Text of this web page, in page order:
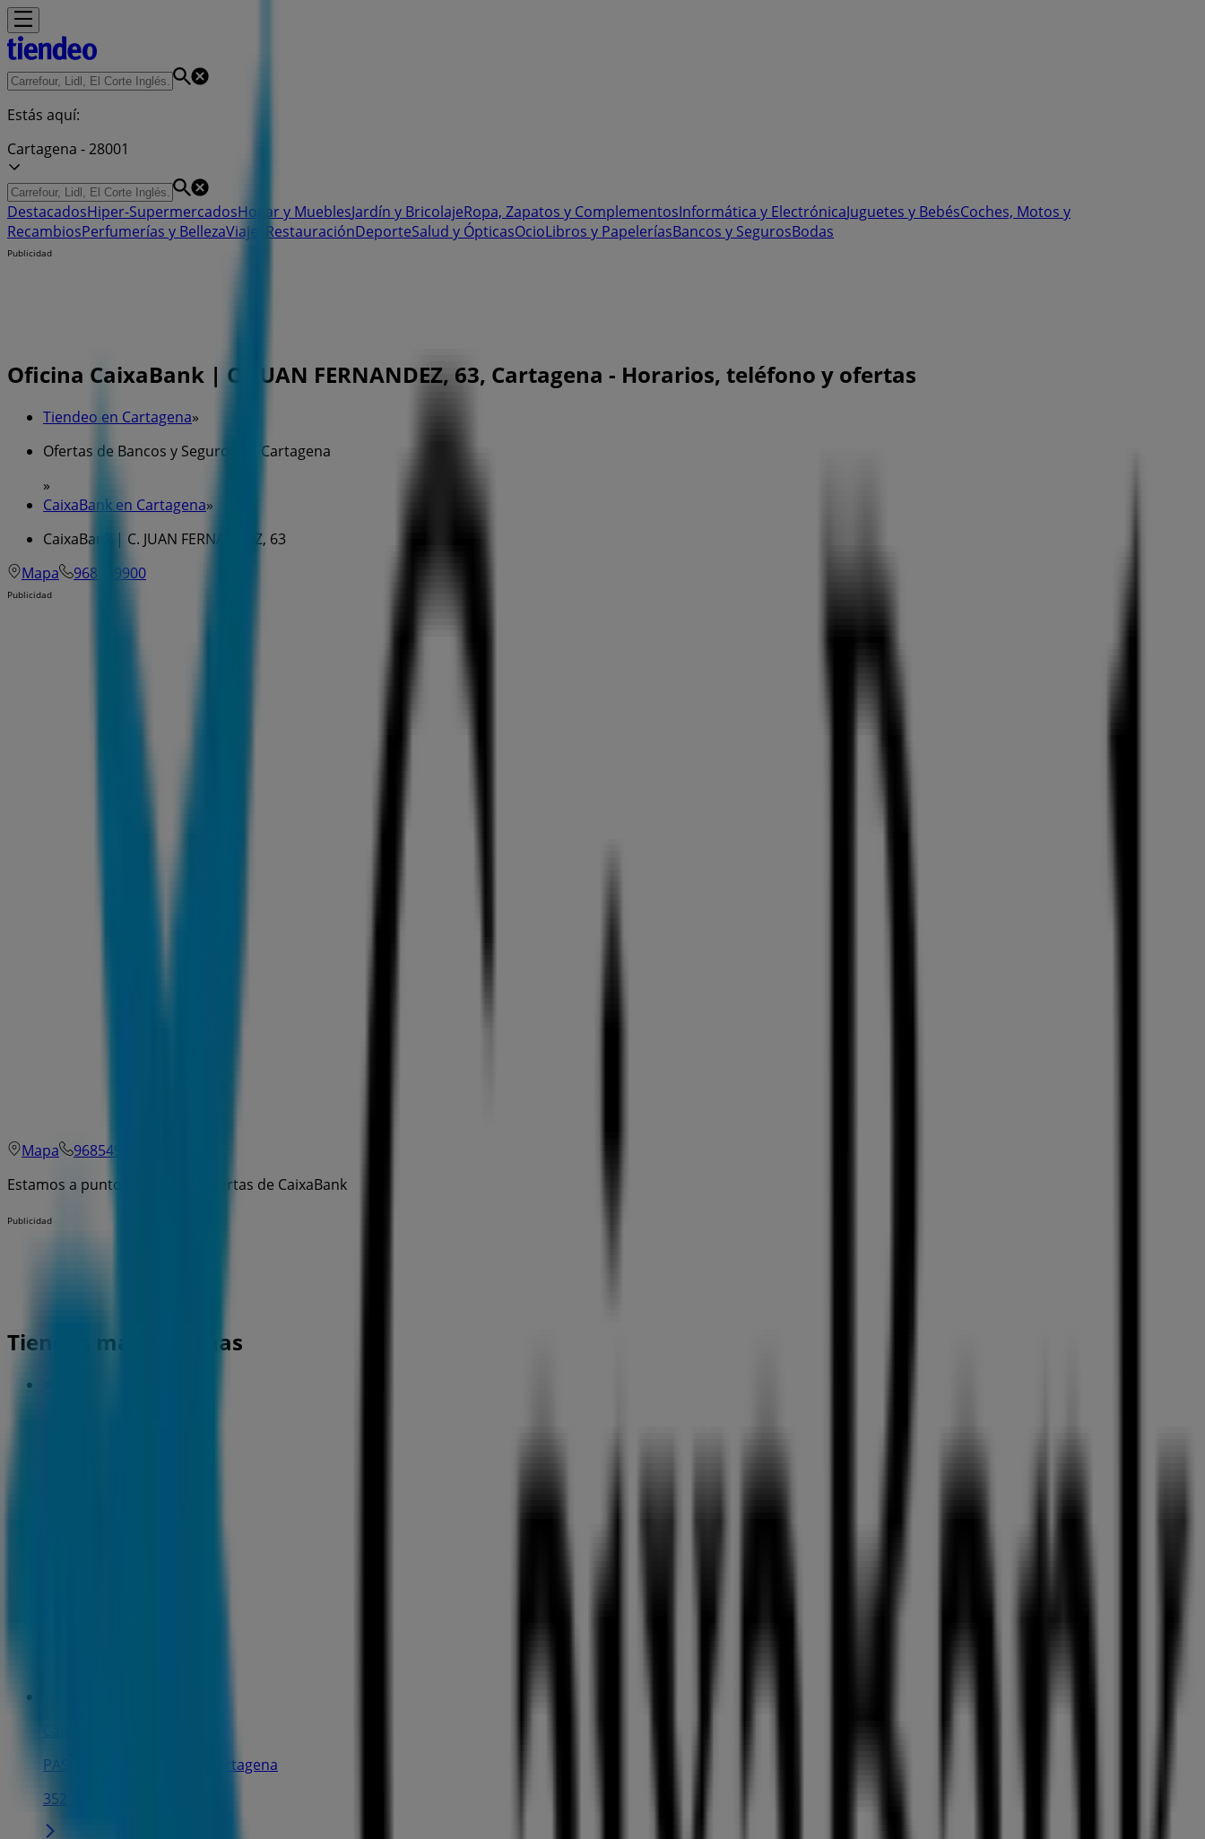
Estás aquí:
Cartagena - 28001
DestacadosHiper-SupermercadosHogar y MueblesJardín y BricolajeRopa, Zapatos y ComplementosInformática y ElectrónicaJuguetes y BebésCoches, Motos y
RecambiosPerfumerías y BellezaViajes RestauraciónDeporteSalud y ÓpticasOcioLibros y PapeleríasBancos y SegurosBodas
Publicidad
Oficina CaixaBank | C. JUAN FERNANDEZ, 63, Cartagena - Horarios, teléfono y ofertas
Tiendeo en Cartagena»
Ofertas de Bancos y Seguros en Cartagena
»
CaixaBank en Cartagena»
CaixaBank | C. JUAN FERNANDEZ, 63
Mapa
968549900
Publicidad
Mapa
968549900
Estamos a punto de publicar ofertas de CaixaBank
Publicidad
Tiendas más cercanas
PASEO ALFONSO XIII, 11, Cartagena
352 m